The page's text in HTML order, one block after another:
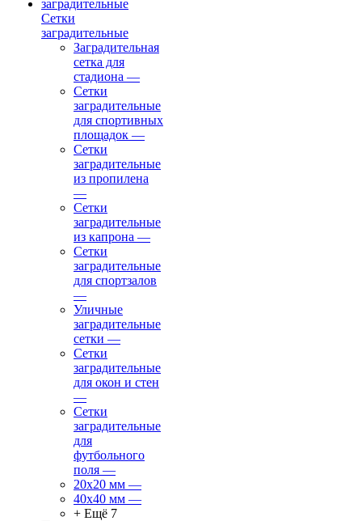
Сетки
заградительные
Заградительная
сетка для
стадиона —
Сетки
заградительные
для спортивных
площадок —
Сетки
заградительные
из пропилена
—
Сетки
заградительные
из капрона —
Сетки
заградительные
для спортзалов
—
Уличные
заградительные
сетки —
Сетки
заградительные
для окон и стен
—
Сетки
заградительные
для
футбольного
поля —
20х20 мм —
40х40 мм —
+ Ещё 7